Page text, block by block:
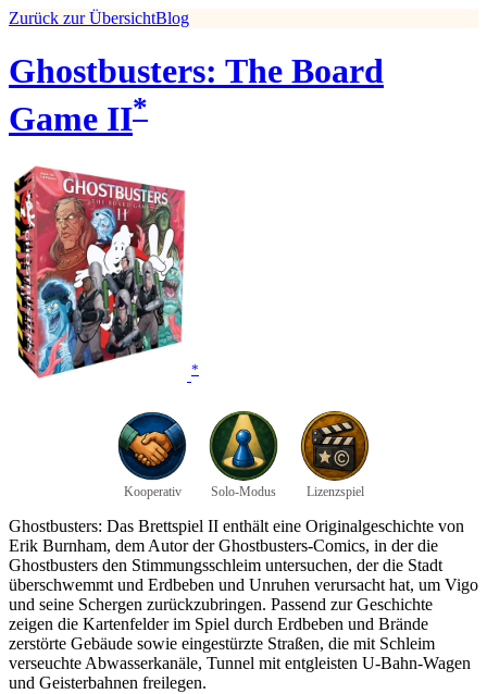
Zurück zur ÜbersichtBlog
Ghostbusters: The Board
Game II*
*
Kooperativ Solo-Modus Lizenzspiel
Ghostbusters: Das Brettspiel II enthält eine Originalgeschichte von
Erik Burnham, dem Autor der Ghostbusters-Comics, in der die
Ghostbusters den Stimmungsschleim untersuchen, der die Stadt
überschwemmt und Erdbeben und Unruhen verursacht hat, um Vigo
und seine Schergen zurückzubringen. Passend zur Geschichte
zeigen die Kartenfelder im Spiel durch Erdbeben und Brände
zerstörte Gebäude sowie eingestürzte Straßen, die mit Schleim
verseuchte Abwasserkanäle, Tunnel mit entgleisten U-Bahn-Wagen
und Geisterbahnen freilegen.